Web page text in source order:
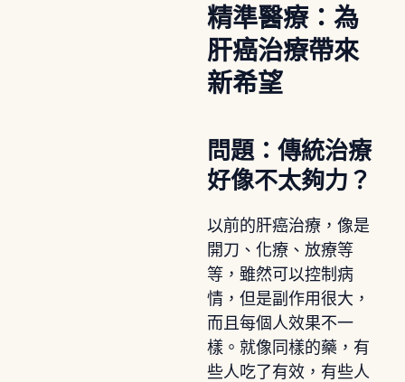
精準醫療：為
肝癌治療帶來
新希望
問題：傳統治療
好像不太夠力？
以前的肝癌治療，像是
開刀、化療、放療等
等，雖然可以控制病
情，但是副作用很大，
而且每個人效果不一
樣。就像同樣的藥，有
些人吃了有效，有些人